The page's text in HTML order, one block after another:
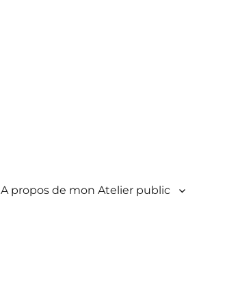
A propos de mon Atelier public